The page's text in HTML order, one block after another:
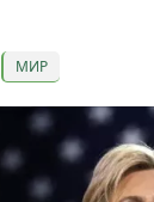
МИР